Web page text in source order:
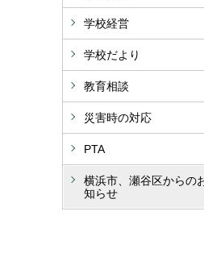
学校経営
学校だより
教育相談
災害時の対応
PTA
横浜市、瀬谷区からの
知らせ